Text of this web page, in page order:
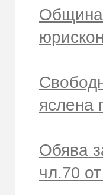
Община
яслена
Обява
чл.70